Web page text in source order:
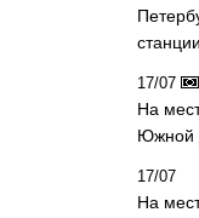
17/07
На
Южной
17/07
На